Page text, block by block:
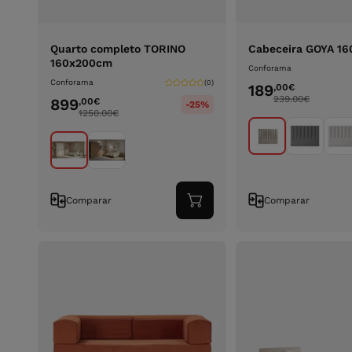
Quarto completo TORINO
160x200cm
Conforama (0)
899,00€
1250.00€
-25%
Comparar
Adicionar
ao
Cabeceira GOYA
Conforama
189,00€
239.00€
Comparar